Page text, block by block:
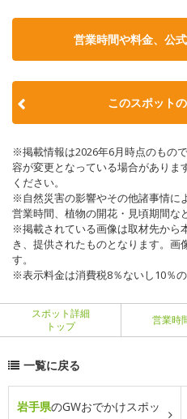
営業時間や料金、公
このスポット
※掲載情報は2026年6月時点のもの
容が変更となっている場合がありま
ください。
※自然災害の影響やその他諸事情に
営業時間、植物の開花・見頃期間な
※掲載されている画像は取材先から
き、提供されたものとなります。画
す。
※表示料金は消費税8％ないし10％の
スポット詳細
トップ
営業時
一覧に戻る
岩手県のGWおでかけスポッ